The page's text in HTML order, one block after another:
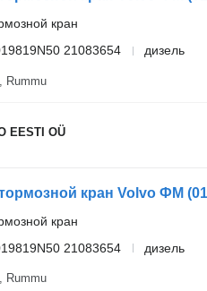
кран
21083654
дизель
Rummu
EESTI OÜ
кран
21083654
дизель
Rummu